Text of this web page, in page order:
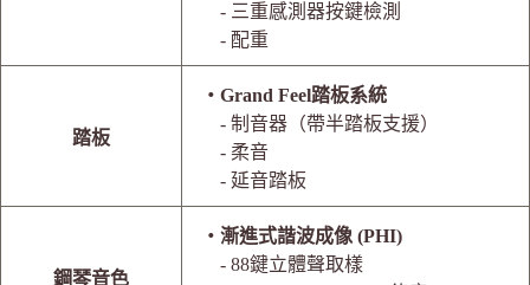
- 三重感測器按鍵檢測
- 配重
踏板
・Grand Feel踏板系統
- 制音器（帶半踏板支援）
- 柔音
- 延音踏板
鋼琴音色
・漸進式諧波成像 (PHI)
- 88鍵立體聲取樣